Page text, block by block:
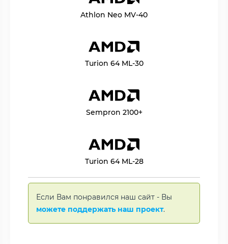
Athlon Neo MV-40
Turion 64 ML-30
Sempron 2100+
Turion 64 ML-28
Если Вам понравился наш сайт - Вы
можете поддержать наш проект.